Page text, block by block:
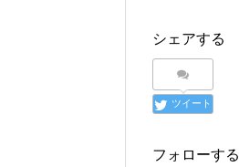
シェアする
ツイート
フォローする